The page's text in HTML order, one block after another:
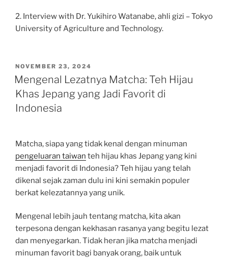
2. Interview with Dr. Yukihiro Watanabe, ahli gizi – Tokyo
University of Agriculture and Technology.
POSTED
ON
NOVEMBER 23, 2024
Mengenal Lezatnya Matcha: Teh Hijau
Khas Jepang yang Jadi Favorit di
Indonesia
Matcha, siapa yang tidak kenal dengan minuman
pengeluaran taiwan teh hijau khas Jepang yang kini
menjadi favorit di Indonesia? Teh hijau yang telah
dikenal sejak zaman dulu ini kini semakin populer
berkat kelezatannya yang unik.
Mengenal lebih jauh tentang matcha, kita akan
terpesona dengan kekhasan rasanya yang begitu lezat
dan menyegarkan. Tidak heran jika matcha menjadi
minuman favorit bagi banyak orang, baik untuk